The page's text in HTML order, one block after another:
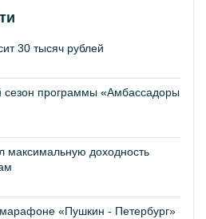
30 тысяч рублей
сезон программы «Амбассадоры
максимальную доходность
«Пушкин - Петербург»